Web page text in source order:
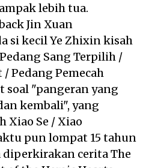
lebih tua.
Jin Xuan
si kecil Ye Zhixin kisah
Sang Terpilih /
Pedang Pemecah
soal "pangeran yang
kembali", yang
Xiao Se / Xiao
pun lompat 15 tahun
cerita The